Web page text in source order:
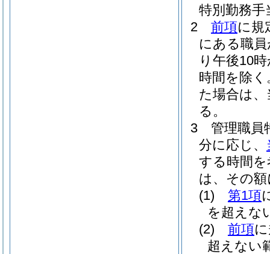
特別勤務
2
前項に規
にある職
り午後10
時間を除く
た場合は
る。
3
管理職員
分に応じ、
する時間
は、その
(1)
第1項
を超えな
(2)
前項
超えない